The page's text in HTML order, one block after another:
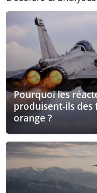
Pourquoi les
produisent-ils des
orange ?